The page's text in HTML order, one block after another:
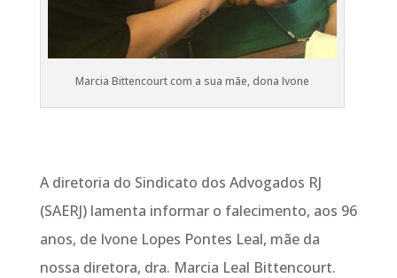
Marcia Bittencourt com a sua mãe, dona Ivone
A diretoria do Sindicato dos Advogados RJ
(SAERJ) lamenta informar o falecimento, aos 96
anos, de Ivone Lopes Pontes Leal, mãe da
nossa diretora, dra. Marcia Leal Bittencourt.